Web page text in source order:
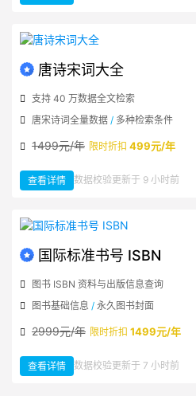
对
联
生
唐诗宋词大全
支持 40 万数据全文检索
唐宋诗词全量数据 / 多种检索条件
1499元/年 限时折扣 499元/年
查看详情 ：
唐
大
全
数据校验更新于 9 小时前
国际标准书号 ISBN
图书 ISBN 资料与出版信息查询
图书基础信息 / 永久图书封面
2999元/年 限时折扣 1499元/年
查看详情 ：
国
数据校验更新于 7 小时前